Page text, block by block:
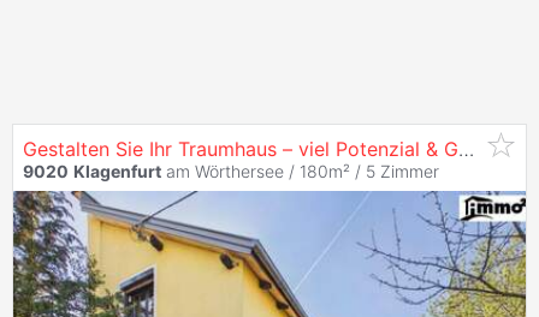
Gestalten Sie Ihr Traumhaus – viel Potenzial & Garten in
9020 Klagenfurt am Wörthersee / 180m² / 5 Zimmer